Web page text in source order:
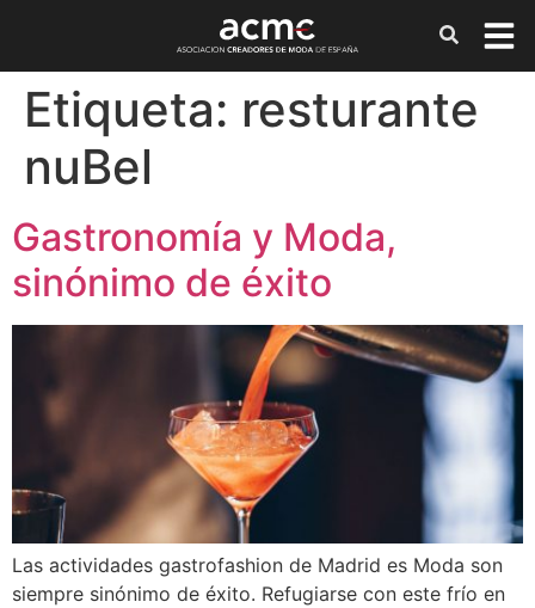
Etiqueta: resturante
nuBel
Gastronomía y Moda,
sinónimo de éxito
Las actividades gastrofashion de Madrid es Moda son
siempre sinónimo de éxito. Refugiarse con este frío en